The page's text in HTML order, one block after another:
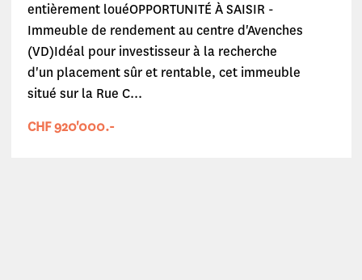
entièrement louéOPPORTUNITÉ À SAISIR -
Immeuble de rendement au centre d'Avenches
(VD)Idéal pour investisseur à la recherche
d'un placement sûr et rentable, cet immeuble
situé sur la Rue C...
CHF 920'000.-